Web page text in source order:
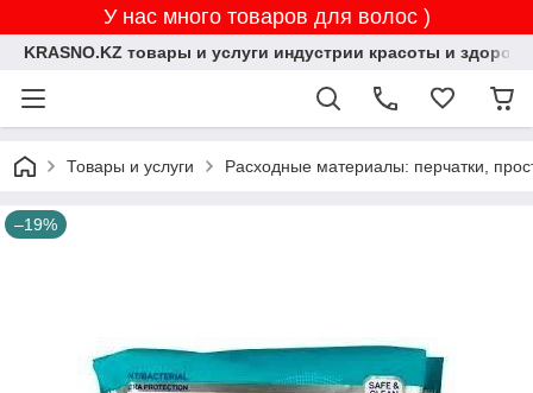
У нас много товаров для волос )
KRASNO.KZ товары и услуги индустрии красоты и
Товары и услуги Расходные материалы: перчатки,
–19%